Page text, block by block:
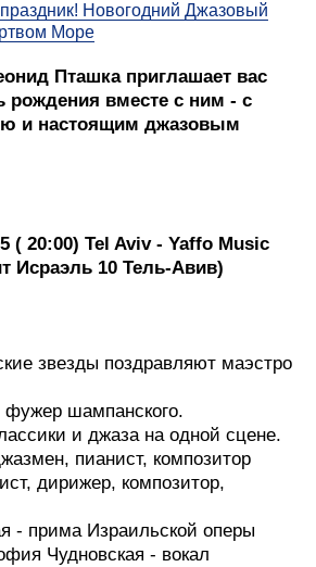
Новогодний Джазовый
Море
Пташка приглашает вас
рождения вместе с ним - с
и настоящим джазовым
( 20:00) Tel Aviv - Yaffo Music
Исраэль 10 Тель-Авив)
звезды поздравляют маэстро
фужер шампанского.
и джаза на одной сцене.
пианист, композитор
дирижер, композитор,
- прима Израильской оперы
Чудновская - вокал